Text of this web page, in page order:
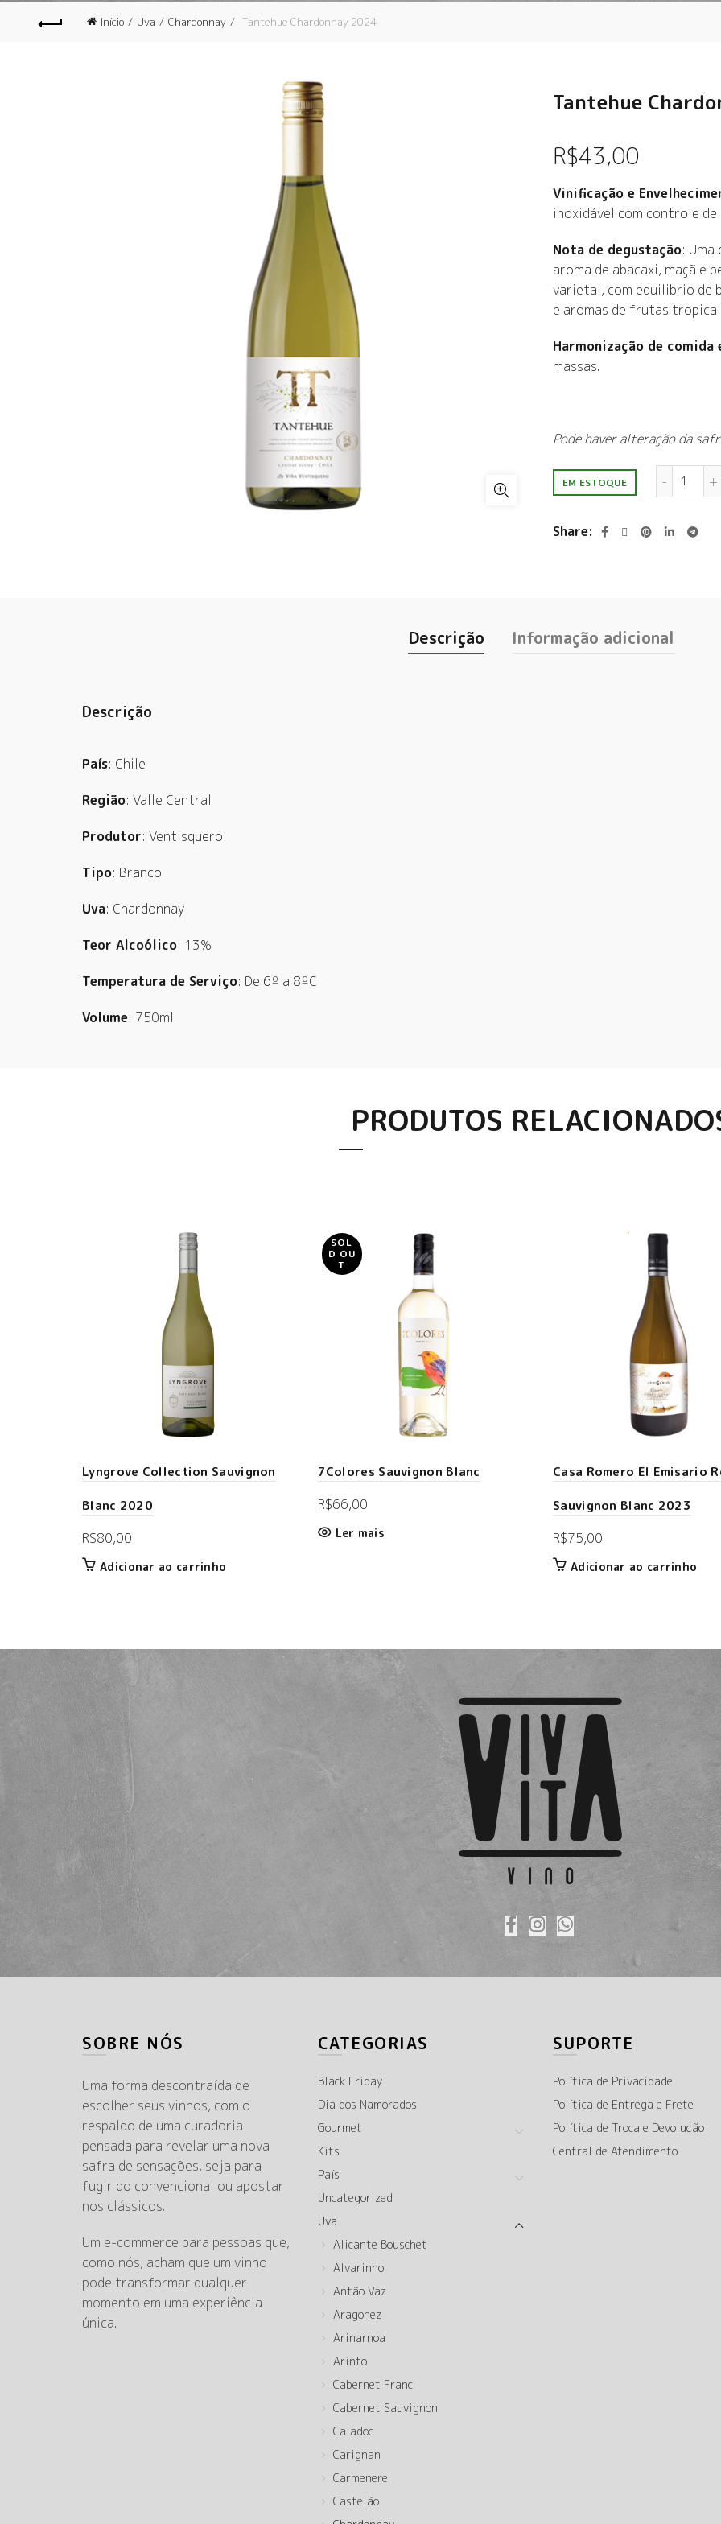
Início Uva Chardonnay Tantehue Chardonnay 2024
Tantehue
R$43,00
Vinificação e
inoxidável com controle
Nota de degustação:
aroma de abacaxi, maçã e
varietal, com equilibrio de
e aromas de frutas
Harmonização de comida
massas.
Pode haver alteração da
EM ESTOQUE
Share
Descrição Informação adicional
Descrição
País: Chile
Região: Valle Central
Produtor: Ventisquero
Tipo: Branco
Uva: Chardonnay
Teor Alcoólico: 13%
Temperatura de Serviço: De 6º a 8ºC
Volume: 750ml
PRODUTOS
Lyngrove Collection Sauvignon
Blanc 2020
R$80,00
Adicionar ao carrinho
SOL
D OU
T
7Colores Sauvignon Blanc
R$66,00
Ler mais
Casa Romero El Emisario
Sauvignon Blanc 2023
R$75,00
Adicionar ao carrinho
SOBRE NÓS
Uma forma descontraída de
escolher seus vinhos, com o
respaldo de uma curadoria
pensada para revelar uma nova
safra de sensações, seja para
fugir do convencional ou apostar
nos clássicos.
Um e-commerce para pessoas que,
como nós, acham que um vinho
pode transformar qualquer
momento em uma experiência
única.
CATEGORIAS
Black Friday
Dia dos Namorados
Gourmet
Kits
País
Uncategorized
Uva
Alicante Bouschet
Alvarinho
Antão Vaz
Aragonez
Arinarnoa
Arinto
Cabernet Franc
Cabernet Sauvignon
Caladoc
Carignan
Carmenere
Castelão
SUPORTE
Política de Privacidade
Política de Entrega e Frete
Política de Troca e Devolução
Central de Atendimento